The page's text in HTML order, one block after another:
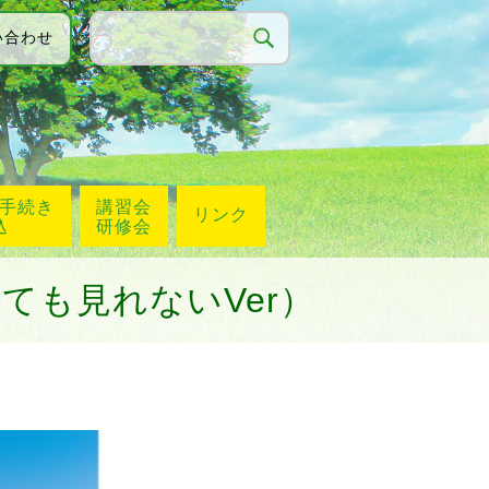
合わせ
続き
講習会
研修会
リンク
も見れないVer）